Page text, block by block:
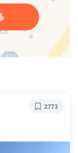
2773